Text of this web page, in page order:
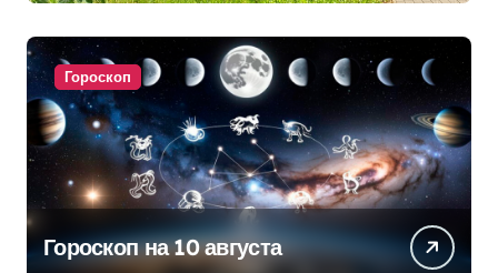
Гороскоп
Гороскоп на 10 августа